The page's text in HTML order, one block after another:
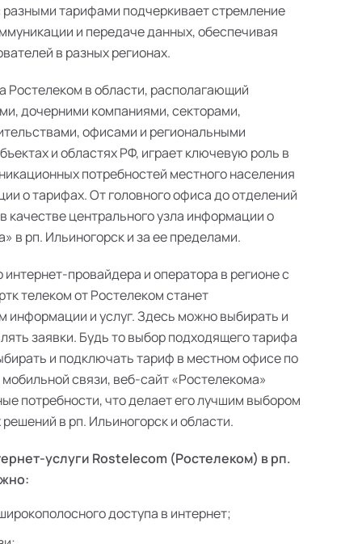
тарифами подчеркивает стремление
и передаче данных, обеспечивая
в разных регионах.
Ростелеком в области, располагающий
дочерними компаниями, секторами,
офисами и региональными
и областях РФ, играет ключевую роль в
потребностей местного населения
о тарифах. От головного офиса до отделений
качестве центрального узла информации о
в рп. Ильиногорск и за ее пределами.
провайдера и оператора в регионе с
телеком от Ростелеком станет
и услуг. Здесь можно выбирать и
заявки. Будь то выбор подходящего тарифа
и подключать тариф в местном офисе по
связи, веб-сайт «Ростелекома»
потребности, что делает его лучшим выбором
в рп. Ильиногорск и области.
услуги Rostelecom (Ростелеком) в рп.
доступа в интернет;